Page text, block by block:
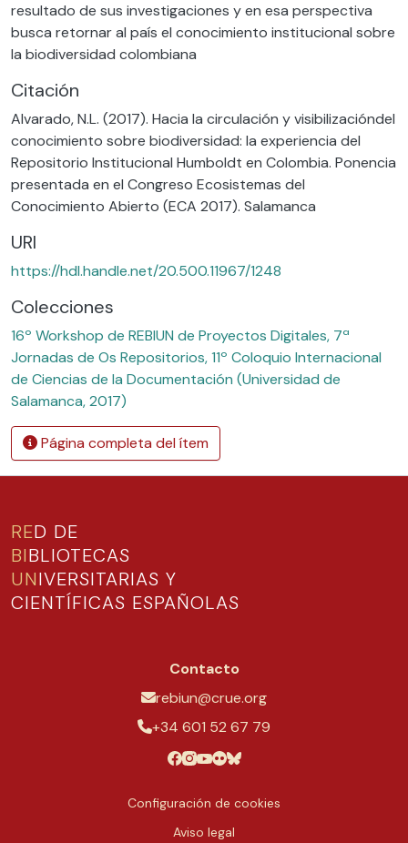
resultado de sus investigaciones y en esa perspectiva
busca retornar al país el conocimiento institucional sobre
la biodiversidad colombiana
Citación
Alvarado, N.L. (2017). Hacia la circulación y visibilizacióndel
conocimiento sobre biodiversidad: la experiencia del
Repositorio Institucional Humboldt en Colombia. Ponencia
presentada en el Congreso Ecosistemas del
Conocimiento Abierto (ECA 2017). Salamanca
URI
https://hdl.handle.net/20.500.11967/1248
Colecciones
16º Workshop de REBIUN de Proyectos Digitales, 7ª
Jornadas de Os Repositorios, 11º Coloquio Internacional
de Ciencias de la Documentación (Universidad de
Salamanca, 2017)
Página completa del ítem
RED DE
BIBLIOTECAS
UNIVERSITARIAS Y
CIENTÍFICAS ESPAÑOLAS
Contacto
rebiun@crue.org
+34 601 52 67 79
Configuración de cookies
Aviso legal